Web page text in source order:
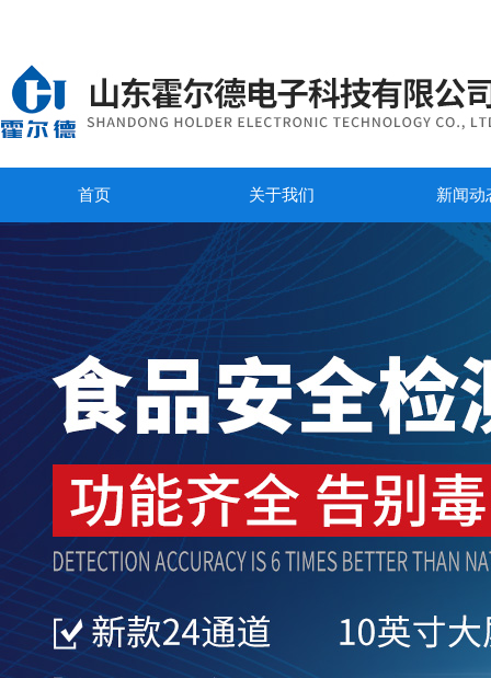
首页 关于我们 新闻动